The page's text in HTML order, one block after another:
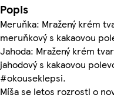
Popis
Meruňka: Mražený krém
meruňkový s kakaovou
Jahoda: Mražený krém
jahodový s kakaovou
#okouseklepsi.
Míša se letos rozrostl o